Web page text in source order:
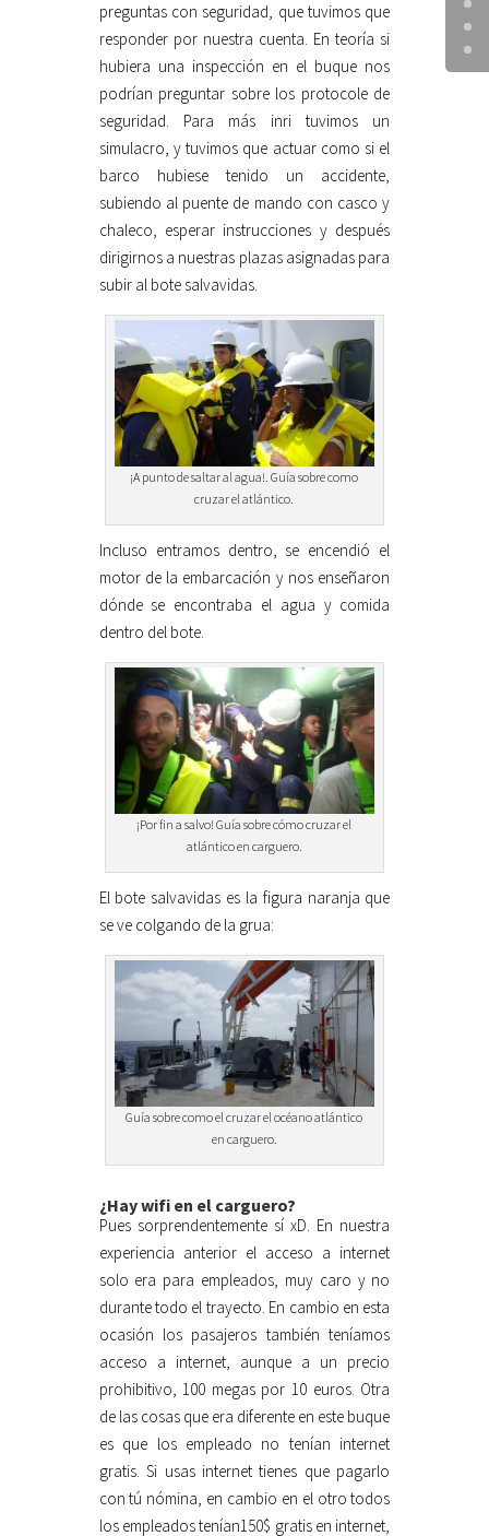
preguntas con seguridad, que tuvimos que
responder por nuestra cuenta. En teoría si
hubiera una inspección en el buque nos
podrían preguntar sobre los protocole de
seguridad. Para más inri tuvimos un
simulacro, y tuvimos que actuar como si el
barco hubiese tenido un accidente,
subiendo al puente de mando con casco y
chaleco, esperar instrucciones y después
dirigirnos a nuestras plazas asignadas para
subir al bote salvavidas.
¡A punto de saltar al agua!. Guía sobre como
cruzar el atlántico.
Incluso entramos dentro, se encendió el
motor de la embarcación y nos enseñaron
dónde se encontraba el agua y comida
dentro del bote.
¡Por fin a salvo! Guía sobre cómo cruzar el
atlántico en carguero.
El bote salvavidas es la figura naranja que
se ve colgando de la grua:
Guía sobre como el cruzar el océano atlántico
en carguero.
¿Hay wifi en el carguero?
Pues sorprendentemente sí xD. En nuestra
experiencia anterior el acceso a internet
solo era para empleados, muy caro y no
durante todo el trayecto. En cambio en esta
ocasión los pasajeros también teníamos
acceso a internet, aunque a un precio
prohibitivo, 100 megas por 10 euros. Otra
de las cosas que era diferente en este buque
es que los empleado no tenían internet
gratis. Si usas internet tienes que pagarlo
con tú nómina, en cambio en el otro todos
los empleados tenían150$ gratis en internet,